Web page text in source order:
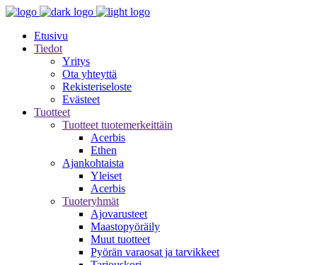
Etusivu
Tiedot
Yritys
Ota yhteyttä
Rekisteriseloste
Evästeet
Tuotteet
Tuotteet tuotemerkeittäin
Acerbis
Ethen
Ajankohtaista
Yleiset
Acerbis
Tuoteryhmät
Ajovarusteet
Maastopyöräily
Muut tuotteet
Pyörän varaosat ja tarvikkeet